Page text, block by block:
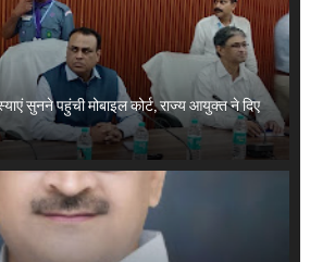
सुनने पहुंची मोबाइल कोर्ट, राज्य आयुक्त ने दिए